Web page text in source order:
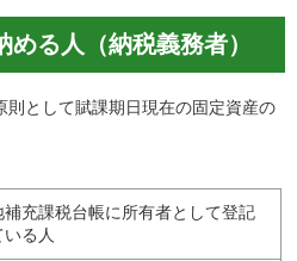
る人（納税義務者）
として賦課期日現在の固定資産の
充課税台帳に所有者として登記
る人